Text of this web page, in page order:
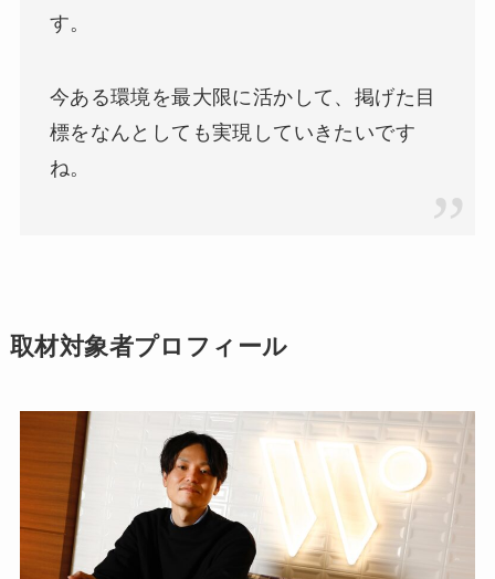
す。
今ある環境を最大限に活かして、掲げた目
標をなんとしても実現していきたいです
ね。
取材対象者プロフィール